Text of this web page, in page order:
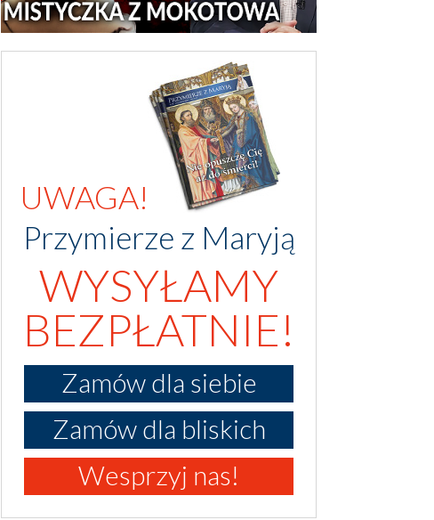
UWAGA!
Przymierze z Maryją
WYSYŁAMY
BEZPŁATNIE!
Zamów dla siebie
Zamów dla bliskich
Wesprzyj nas!